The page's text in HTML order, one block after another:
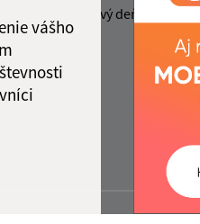
vášho
piatok stránkový deň.